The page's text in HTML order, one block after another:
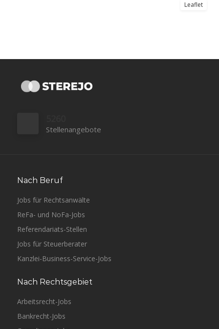
Leaflet
Stellenangebote
Nach Beruf
Jobs für Rechtsanwälte
ReFa- und NoFa-Jobs
Referendariats-Stellen
Jobs für Steuerberater
Kanzlei-Business-Service-Jobs
Nach Rechtsgebiet
Arbeitsrecht-Jobs
Bankrecht-Jobs